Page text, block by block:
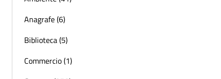
Anagrafe (6)
Biblioteca (5)
Commercio (1)